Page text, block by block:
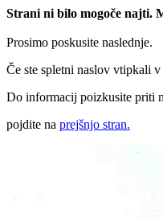
Strani ni bilo mogoče najti.
Prosimo poskusite naslednje.
Če ste spletni naslov vtipkali
Do informacij poizkusite priti
pojdite na prejšnjo stran.